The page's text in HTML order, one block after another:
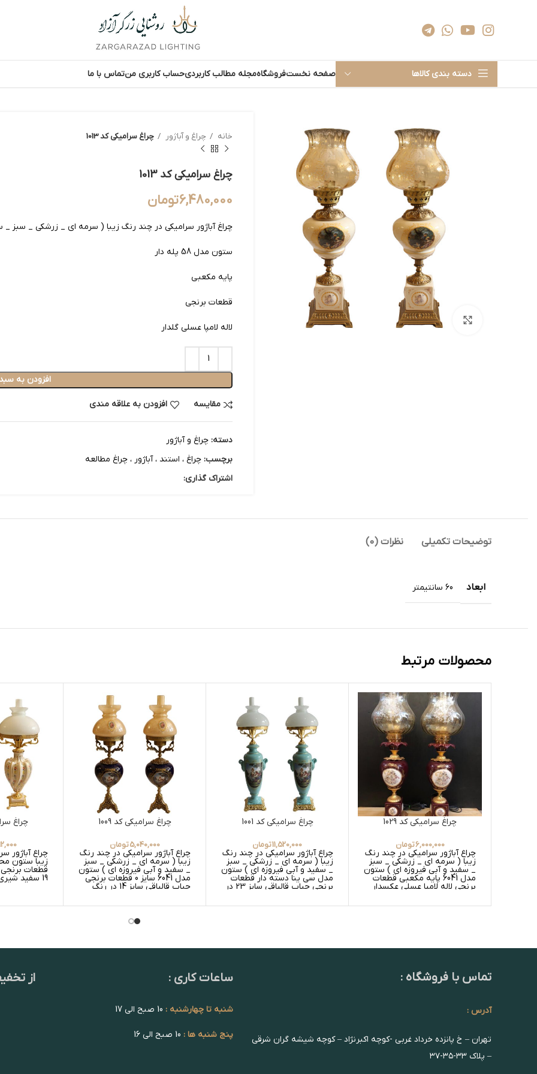
دسته بندی کالاها صفحه نخستفروشگاهمجله مطالب کاربردیحساب کاربری منتماس با ما
بزرگنمایی تصویر
خانه چراغ و آباژور چراغ سرامیکی کد 1013
چراغ سرامیکی کد 1013
6,480,000تومان
چراغ آباژور سرامیکی در چند رنگ زیبا ( سرمه ای _ زرشکی _ سبز _
ستون مدل 58 پله دار
پایه مکعبی
قطعات برنجی
لاله لامپا عسلی گلدار
افزودن به
مقایسه افزودن به علاقه مندی
دسته: چراغ و آباژور
برچسب: چراغ ، استند ، آباژور ، چراغ مطالعه
اشتراک گذاری:
توضیحات تکمیلی نظرات (0)
ابعاد 60 سانتیمتر
محصولات مرتبط
چراغ سرامیکی کد 1029
6,000,000تومان
چراغ آباژور سرامیکی در چند رنگ
زیبا ( سرمه ای _ زرشکی _ سبز
_ سفید و آبی فیروزه ای ) ستون
مدل 6041 پایه مکعبی قطعات
برنجی لاله لامپا عسلی عکسدار
چراغ سرامیکی کد 1001
11,520,000تومان
چراغ آباژور سرامیکی در چند رنگ
زیبا ( سرمه ای _ زرشکی _ سبز
_ سفید و آبی فیروزه ای ) ستون
مدل سی ینا دسته دار قطعات
برنجی حباب قالپاقی سایز 23 در
گلدار و سفید ساده _ سفید
چراغ سرامیکی کد 1009
5,040,000تومان
چراغ آباژور سرامیکی در چند رنگ
زیبا ( سرمه ای _ زرشکی _ سبز
_ سفید و آبی فیروزه ای ) ستون
مدل 6041 سایز 0 قطعات برنجی
حباب قالپاقی سایز 14 در رنگ
و سفید گلدار _ سفید ساده
چراغ
چراغ آباژور
زیبا ستون
قطعات برنجی
19 سفید شیری
تماس با فروشگاه :
آدرس :
تهران – خ پانزده خرداد غربی -کوچه اکبرنژاد – کوچه شیشه گران شرقی
– پلاک ۳۳-۳۵-۳۷
ساعات کاری :
شنبه تا چهارشنبه :
پنج شنبه ها :
از